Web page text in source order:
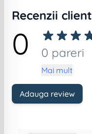
Recenzii client
0 0 pareri
Mai mult
Adauga review